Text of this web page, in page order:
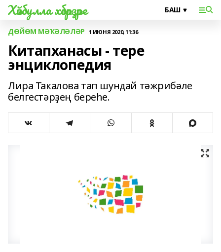
Хәйбулла хәбәрҙәре
ДӨЙӨМ МӘҠӘЛӘЛӘР 1 ИЮНЯ 2020, 11:36
Китапханасы - тере
энциклопедия
Лира Такалова тап шундай тәжрибәле
белгестәрҙең береһе.